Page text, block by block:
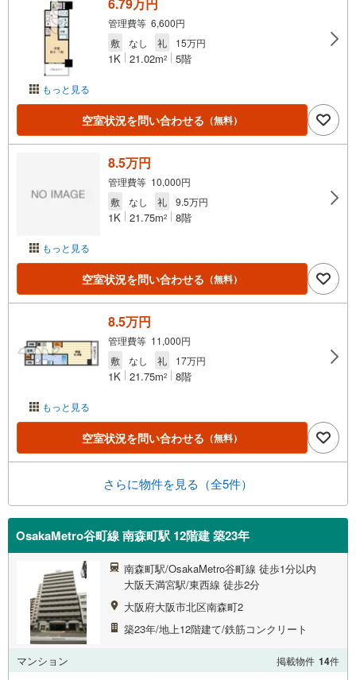
もっと見る
管理費等 6,600円
敷
なし 礼 15万円
1K 21.02m2 5階
空室状況を問い合わせる （無料）
もっと見る
8.5万円
管理費等 10,000円
敷
なし 礼 9.5万円
1K 21.75m2 8階
空室状況を問い合わせる （無料）
もっと見る
8.5万円
管理費等 11,000円
敷
なし 礼 17万円
1K 21.75m2 8階
空室状況を問い合わせる （無料）
さらに物件を見る（全5件）
OsakaMetro谷町線 南森町駅 12階建 築23年
南森町駅/OsakaMetro谷町線 徒歩1分以内
大阪天満宮駅/東西線 徒歩2分
大阪府大阪市北区南森町2
築23年/地上12階建て/鉄筋コンクリート
マンション 掲載物件 14件